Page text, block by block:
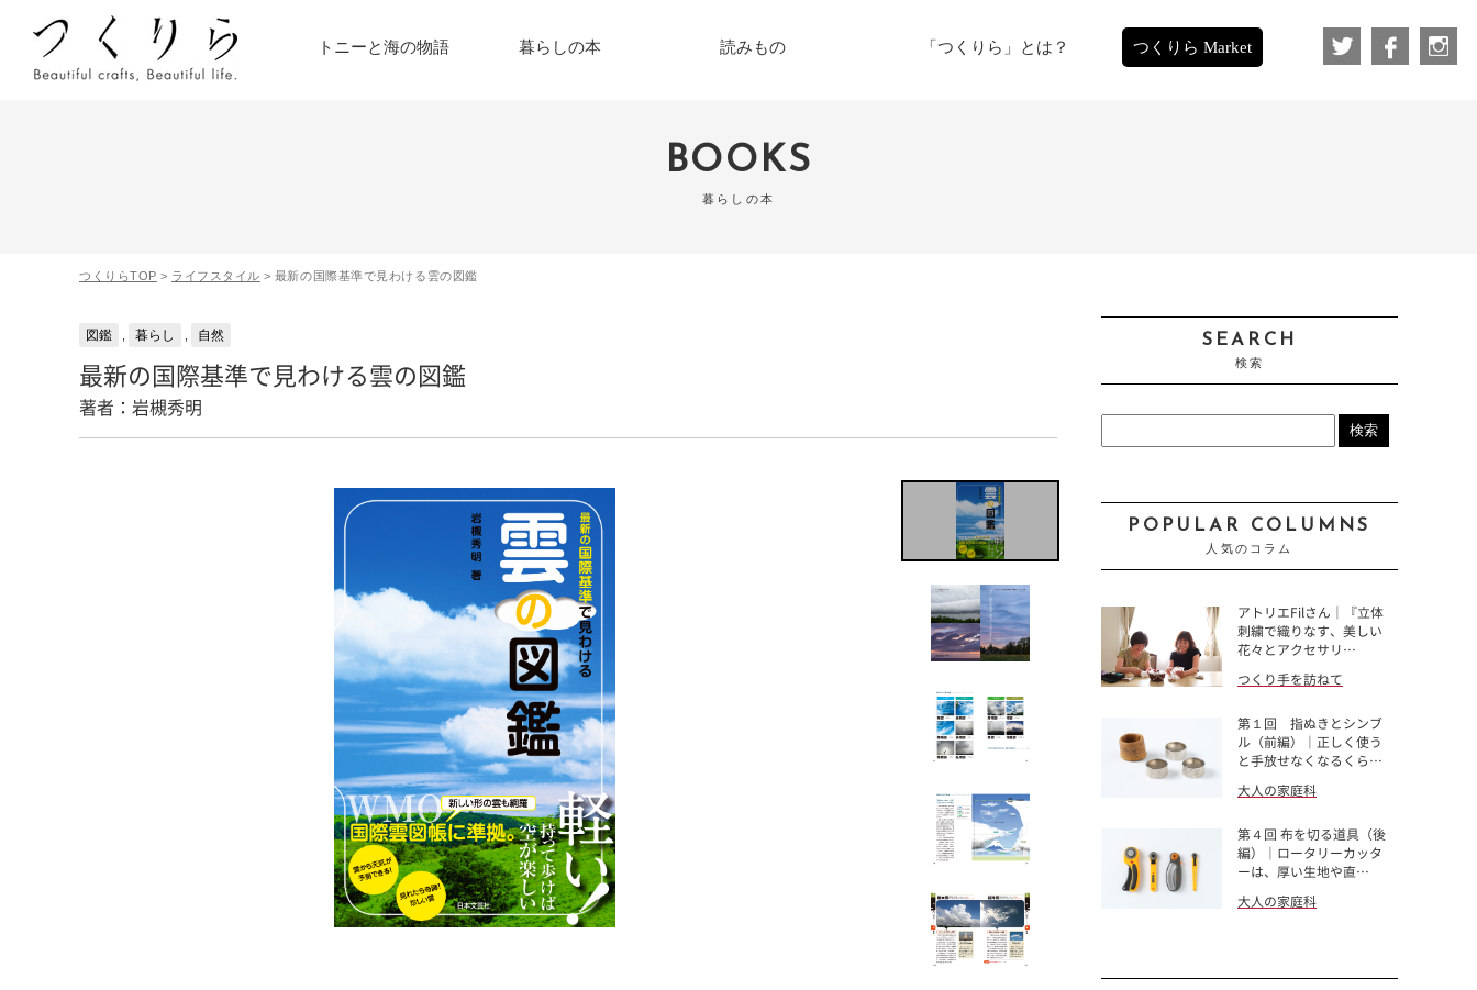
トニーと海の物語 暮らしの本 読みもの 「つくりら」とは？ つくりら Market
BOOKS
暮らしの本
つくりらTOP > ライフスタイル > 最新の国際基準で見わける雲の図鑑
図鑑 暮らし 自然
最新の国際基準で見わける雲の図鑑
著者：岩槻秀明
SEARCH
検索
POPULAR COLUMNS
人気のコラム
アトリエFilさん｜『立体
刺繍で織りなす、美しい
花々とアクセサリ…
つくり手を訪ねて
第１回 指ぬきとシンブ
ル（前編）｜正しく使う
と手放せなくなるくら…
大人の家庭科
第４回 布を切る道具（後
編）｜ロータリーカッタ
ーは、厚い生地や直…
大人の家庭科